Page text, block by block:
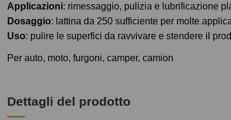
Applicazioni: rimessaggio, pulizia e lubrificazione
Dosaggio: lattina da 250 sufficiente per molte
Uso: pulire le superfici da ravvivare e stendere il
Per auto, moto, furgoni, camper, camion
Dettagli del prodotto